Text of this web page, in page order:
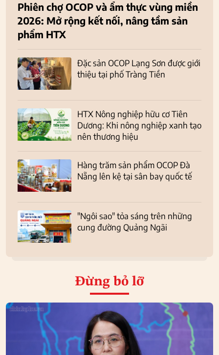
Phiên chợ OCOP và ẩm thực vùng miền
2026: Mở rộng kết nối, nâng tầm sản
phẩm HTX
Đặc sản OCOP Lạng Sơn được giới
thiệu tại phố Tràng Tiền
HTX Nông nghiệp hữu cơ Tiên
Dương: Khi nông nghiệp xanh tạo
nên thương hiệu
Hàng trăm sản phẩm OCOP Đà
Nẵng lên kệ tại sân bay quốc tế
"Ngôi sao" tỏa sáng trên những
cung đường Quảng Ngãi
Đừng bỏ lỡ